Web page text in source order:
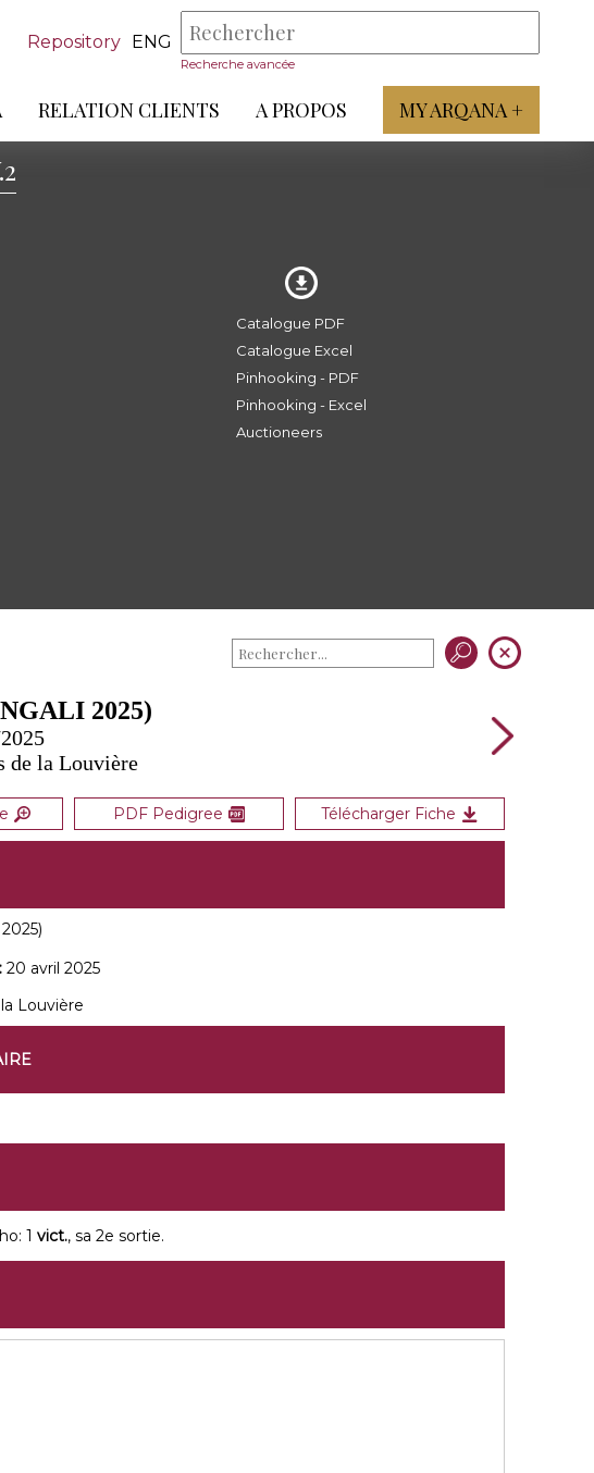
Repository ENG
Recherche avancée
RELATION CLIENTS A PROPOS MY ARQANA +
Catalogue PDF
Catalogue Excel
Pinhooking - PDF
Pinhooking - Excel
Auctioneers
2025)
de la Louvière
PDF Pedigree Télécharger Fiche
20 avril 2025
Louvière
1 vict., sa 2e sortie.